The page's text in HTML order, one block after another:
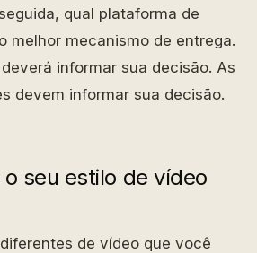
qual plataforma de
melhor mecanismo de entrega.
informar sua decisão. As
devem informar sua decisão.
seu estilo de vídeo
de vídeo que você